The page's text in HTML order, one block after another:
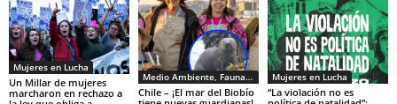
Mujeres en Lucha
Un Millar de mujeres
marcharon en rechazo a
Medio Ambiente, Fauna y Sociedad
Chile – ¡El mar del Biobío
Mujeres en Lucha
“La violación no es